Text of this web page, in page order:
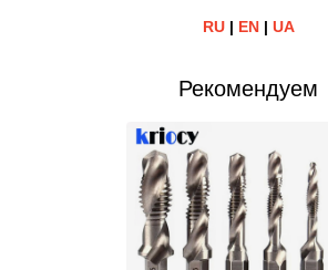
RU| EN| UA
Рекомендуем